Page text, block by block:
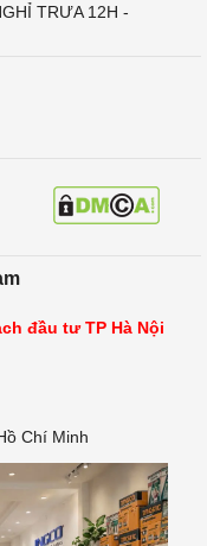
TRƯA 12H -
đầu tư TP Hà Nội
Chí Minh